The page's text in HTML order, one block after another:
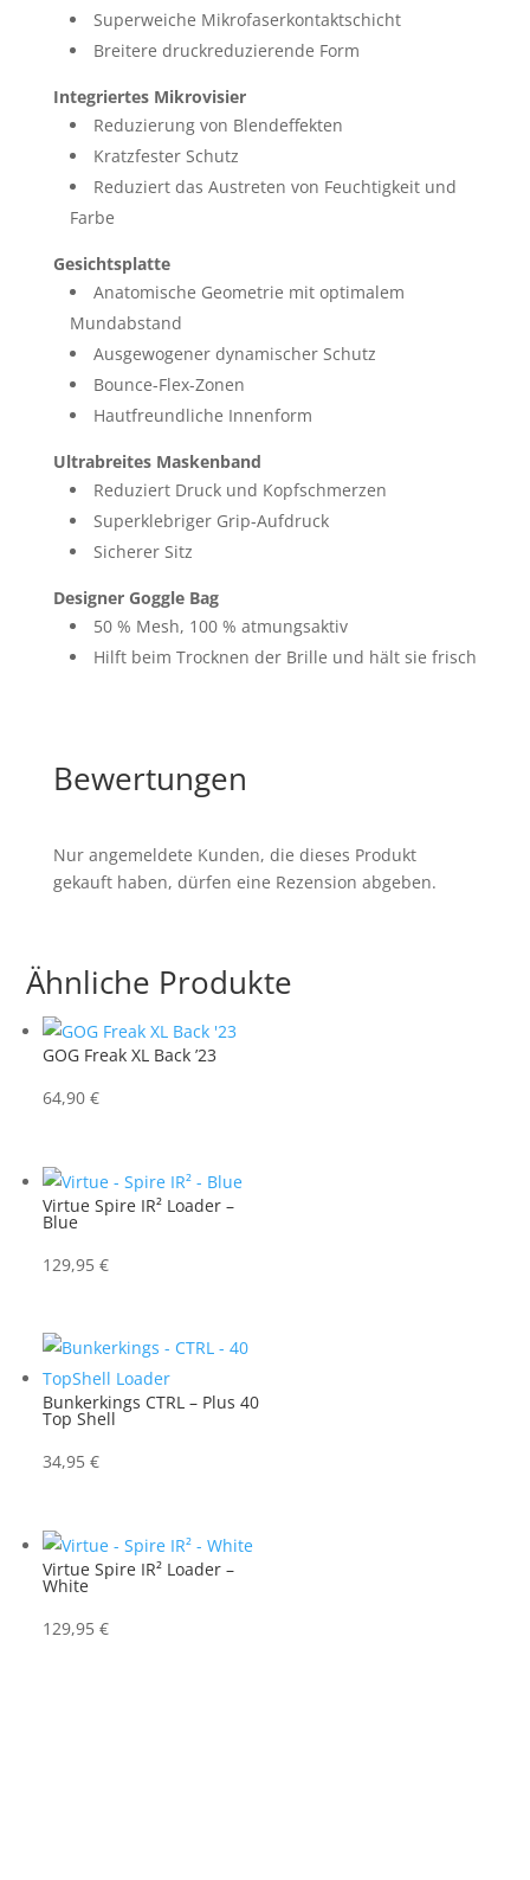
Superweiche Mikrofaserkontaktschicht
Breitere druckreduzierende Form
Integriertes Mikrovisier
Reduzierung von Blendeffekten
Kratzfester Schutz
Reduziert das Austreten von Feuchtigkeit und
Farbe
Gesichtsplatte
Anatomische Geometrie mit optimalem
Mundabstand
Ausgewogener dynamischer Schutz
Bounce-Flex-Zonen
Hautfreundliche Innenform
Ultrabreites Maskenband
Reduziert Druck und Kopfschmerzen
Superklebriger Grip-Aufdruck
Sicherer Sitz
Designer Goggle Bag
50 % Mesh, 100 % atmungsaktiv
Hilft beim Trocknen der Brille und hält sie frisch
Bewertungen
Nur angemeldete Kunden, die dieses Produkt
gekauft haben, dürfen eine Rezension abgeben.
Ähnliche Produkte
GOG Freak XL Back ’23
64,90€
Virtue Spire IR² Loader –
Blue
129,95€
Bunkerkings CTRL – Plus 40
Top Shell
34,95€
Virtue Spire IR² Loader –
White
129,95€